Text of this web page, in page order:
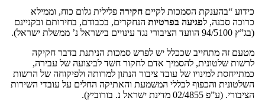
כידוע “בהענקת הסמכות לקיים חקירה פלילית גלום כוח, וממילא
כרוכה סכנה, לפגיעה בפרטיות הנחקרים, בכבודם, בחירותם ובקניינם
(בג”ץ 94/5100 הוועד הציבורי נגד עינויים בישראל נ’ ממשלת ישראל).
מטעם זה מתחייב שככלל יש לפרש סמכות הניתנת בדבר חקיקה
לרשות שלטונית, להסמיך אדם לחקור חשד לביצועה של עבירה,
כמתייחסת למינויו של עובד ציבור הנתון למרותה ולפיקוחה של הרשות
השלטונית והכפוף לכללי המשמעת והאתיקה החלים על עובדי השירות
הציבורי. (ע”פ 02/4855 מדינת ישראל נ. בורוביץ).